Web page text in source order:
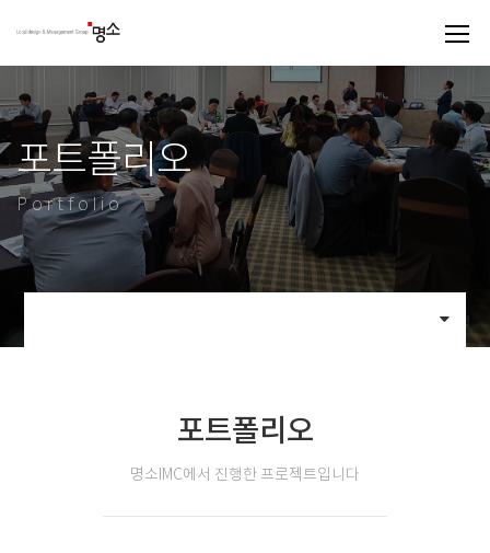
포트폴리오
Portfolio
포트폴리오
명소IMC에서 진행한 프로젝트입니다